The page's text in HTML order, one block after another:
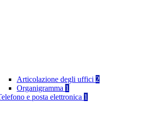
Articolazione degli uffici 2
Organigramma 1
e posta elettronica 1